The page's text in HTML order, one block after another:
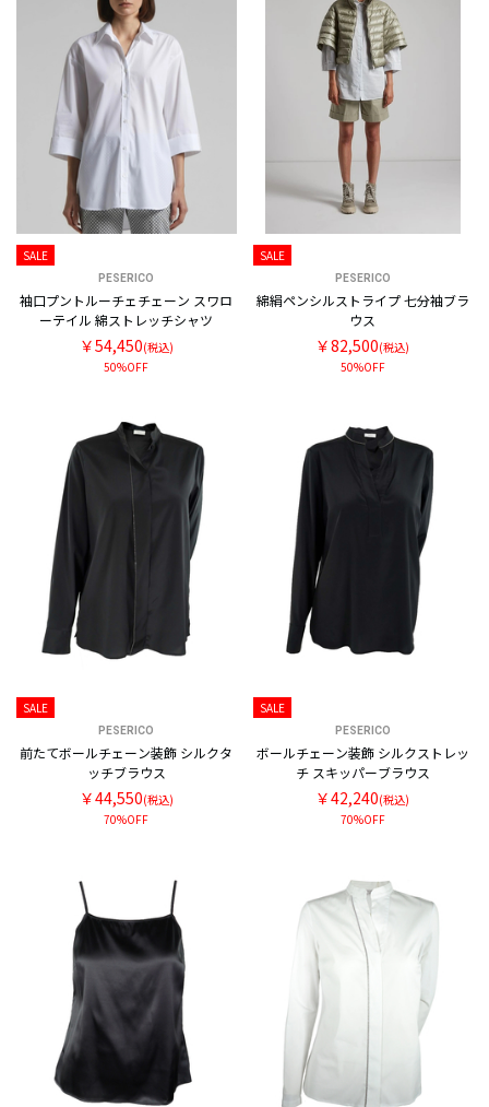
SALE
PESERICO
袖口プントルーチェチェーン スワロ
ーテイル 綿ストレッチシャツ
￥54,450(税込)
50%OFF
SALE
PESERICO
綿絹ペンシルストライプ 七分袖ブラ
ウス
￥82,500(税込)
50%OFF
SALE
PESERICO
前たてボールチェーン装飾 シルクタ
ッチブラウス
￥44,550(税込)
70%OFF
SALE
PESERICO
ボールチェーン装飾 シルクストレッ
チ スキッパーブラウス
￥42,240(税込)
70%OFF